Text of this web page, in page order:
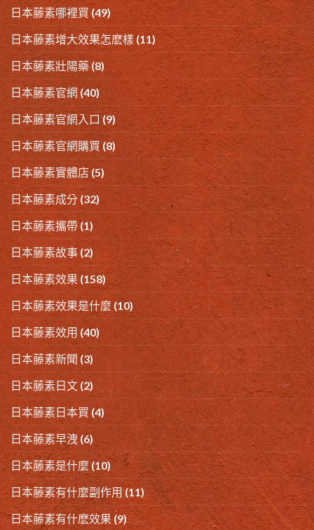
日本藤素哪裡買(49)
日本藤素增大效果怎麽樣 (11)
日本藤素壯陽藥 (8)
日本藤素官網 (40)
日本藤素官網入口 (9)
日本藤素官網購買 (8)
日本藤素實體店 (5)
日本藤素成分 (32)
日本藤素攜帶 (1)
日本藤素故事 (2)
日本藤素效果 (158)
日本藤素效果是什麼 (10)
日本藤素效用 (40)
日本藤素新聞 (3)
日本藤素日文 (2)
日本藤素日本買(4)
日本藤素早洩 (6)
日本藤素是什麼(10)
日本藤素有什麼副作用 (11)
日本藤素有什麽效果(9)